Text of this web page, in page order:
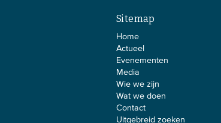
Sitemap
Home
Actueel
Evenementen
Media
Wie we zijn
Wat we doen
Contact
Uitgebreid zoeken